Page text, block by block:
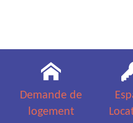
Demande de
logement